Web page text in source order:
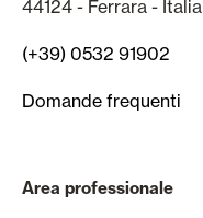
44124 - Ferrara - Italia
(+39) 0532 91902
Domande frequenti
Area professionale